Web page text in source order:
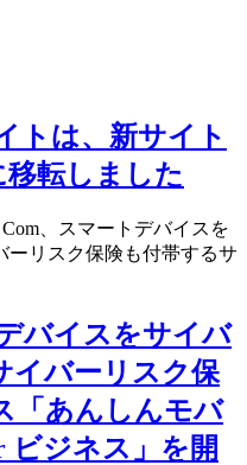
トは、新サイト
移転しました
、スマートデバイスを
ーリスク保険も付帯するサ
バイスをサイバ
イバーリスク保
「あんしんモバ
ビジネス」を開